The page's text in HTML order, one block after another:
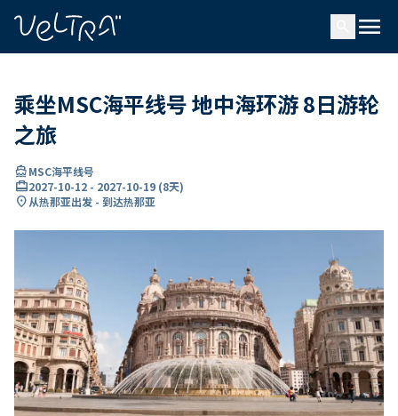
menu
乘坐MSC海平线号 地中海环游 8日游轮
之旅
directions_boatMSC海平线号
card_travel2027-10-12 - 2027-10-19 (8天)
location_on从热那亚出发 - 到达热那亚